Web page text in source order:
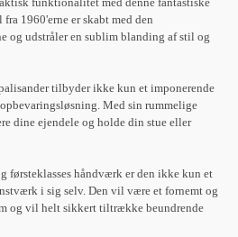
1960'erne er skabt med den
og udstråler en sublim blanding af stil og
tilbyder ikke kun et imponerende
Med sin rummelige
dine ejendele og holde din stue eller
førsteklasses håndværk er den ikke kun et
i sig selv. Den vil være et fornemt og
og vil helt sikkert tiltrække beundrende